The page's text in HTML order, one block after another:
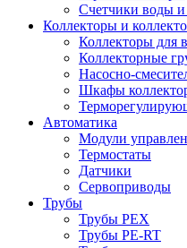
Счетчики воды и
Коллекторы и
Коллекторы для
Коллекторные
Насосно-
Шкафы
Автоматика
Модули
Термостаты
Датчики
Сервоприводы
Трубы
Трубы PEX
Трубы PE-RT